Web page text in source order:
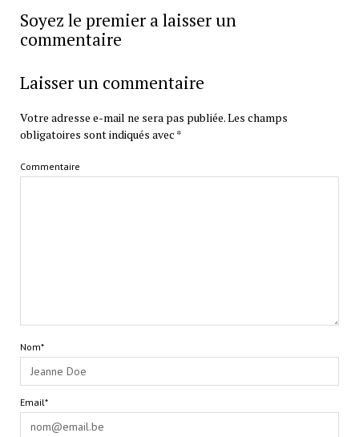
Soyez le premier a laisser un
commentaire
Laisser un commentaire
Votre adresse e-mail ne sera pas publiée.Les champs
obligatoires sont indiqués avec *
Commentaire
Nom*
Email*